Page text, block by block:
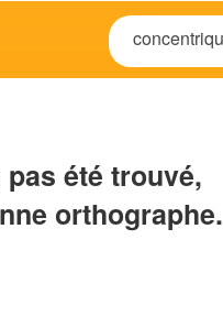
été trouvé,
orthographe.